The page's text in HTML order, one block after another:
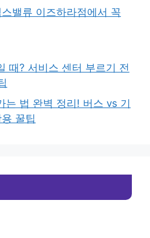
밸류 이즈하라점에서 꼭
때? 서비스 센터 부르기 전
는 법 완벽 정리! 버스 vs 기
꿀팁